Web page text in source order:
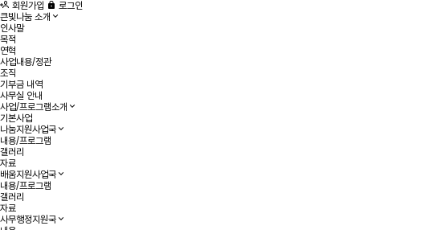
회원가입
로그인
큰빛나눔 소개
인사말
목적
연혁
사업내용/정관
조직
기부금 내역
사무실 안내
사업/프로그램소개
기본사업
나눔지원사업국
내용/프로그램
갤러리
자료
배움지원사업국
내용/프로그램
갤러리
자료
사무행정지원국